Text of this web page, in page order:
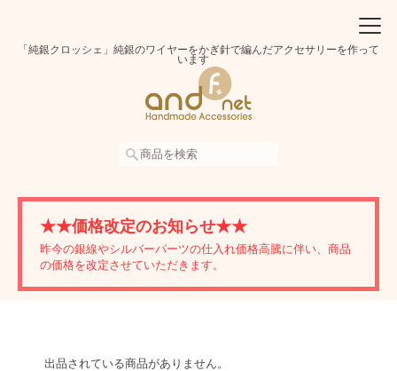
「純銀クロッシェ」純銀のワイヤーをかぎ針で編んだアクセサリーを作って
います
★★価格改定のお知らせ★★
昨今の銀線やシルバーパーツの仕入れ価格高騰に伴い、商品
の価格を改定させていただきます。
出品されている商品がありません。